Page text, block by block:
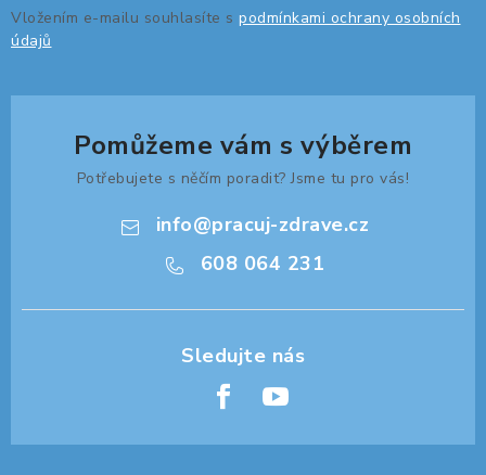
Vložením e-mailu souhlasíte s podmínkami ochrany osobních
údajů
Pomůžeme vám s výběrem
Potřebujete s něčím poradit? Jsme tu pro vás!
info@pracuj-zdrave.cz
608 064 231